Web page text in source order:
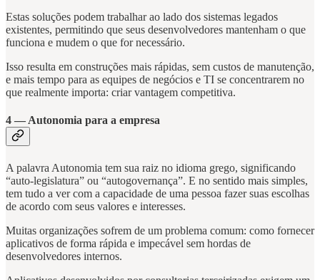
Estas soluções podem trabalhar ao lado dos sistemas legados
existentes, permitindo que seus desenvolvedores mantenham o que
funciona e mudem o que for necessário.
Isso resulta em construções mais rápidas, sem custos de manutenção,
e mais tempo para as equipes de negócios e TI se concentrarem no
que realmente importa: criar vantagem competitiva.
4 — Autonomia para a empresa
A palavra Autonomia tem sua raiz no idioma grego, significando
“auto-legislatura” ou “autogovernança”. E no sentido mais simples,
tem tudo a ver com a capacidade de uma pessoa fazer suas escolhas
de acordo com seus valores e interesses.
Muitas organizações sofrem de um problema comum: como fornecer
aplicativos de forma rápida e impecável sem hordas de
desenvolvedores internos.